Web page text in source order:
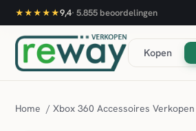
★★★★★9,4· 5.855 beoordelingen
Kopen
Home / Xbox 360 Accessoires Verkopen